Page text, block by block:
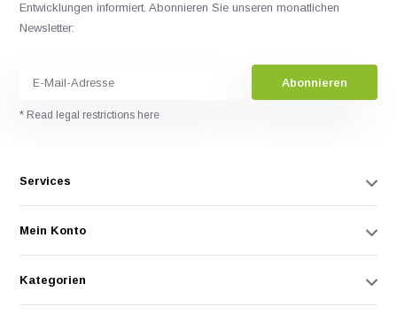
Entwicklungen informiert. Abonnieren Sie unseren monatlichen
Newsletter:
Abonnieren
* Read legal restrictions here
Services
Mein Konto
Kategorien